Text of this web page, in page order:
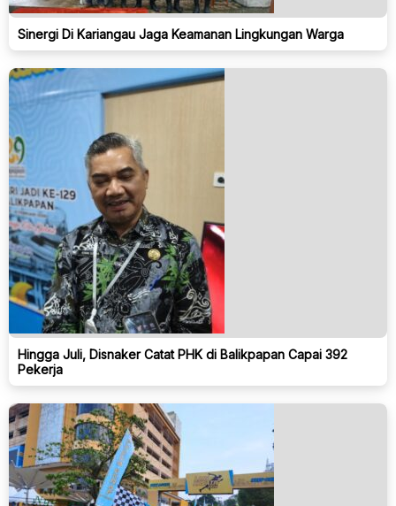
Sinergi Di Kariangau Jaga Keamanan Lingkungan Warga
Hingga Juli, Disnaker Catat PHK di Balikpapan Capai 392
Pekerja